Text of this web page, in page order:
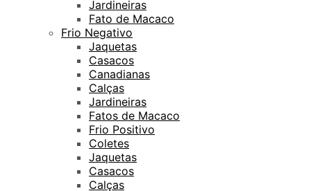
Jardineiras
Fato de Macaco
Frio Negativo
Jaquetas
Casacos
Canadianas
Calças
Jardineiras
Fatos de Macaco
Frio Positivo
Coletes
Jaquetas
Casacos
Calças